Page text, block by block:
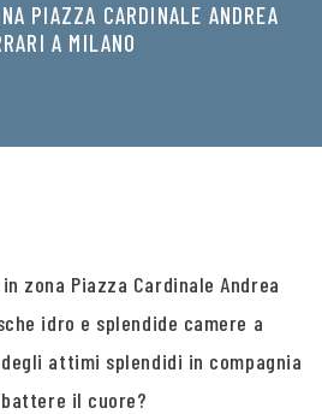
PIAZZA CARDINALE ANDREA
A MILANO
zona Piazza Cardinale Andrea
idro e splendide camere a
attimi splendidi in compagnia
il cuore?